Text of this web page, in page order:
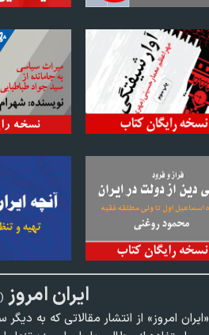
ايران امروز
«ايران امروز» از انتشار مقالاتی كه به